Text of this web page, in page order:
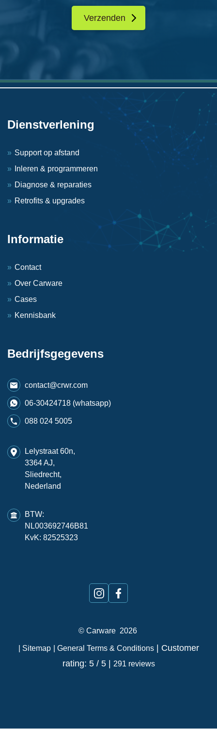
Dienstverlening
Support op afstand
Inleren & programmeren
Diagnose & reparaties
Retrofits & upgrades
Informatie
Contact
Over Carware
Cases
Kennisbank
Bedrijfsgegevens
contact@crwr.com
06-30424718 (whatsapp)
088 024 5005
Lelystraat 60n,
3364 AJ,
Sliedrecht,
Nederland
BTW:
NL003692746B81
KvK: 82525323
© Carware2026
| Sitemap | General Terms & Conditions| Customer
rating: 5 / 5 |
291 reviews